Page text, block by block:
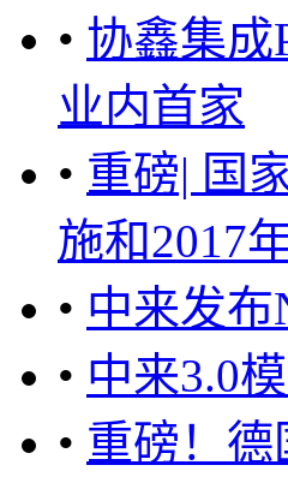
• 协鑫集成
业内首家
• 重磅| 国
施和2017
• 中来发
• 中来3.0
• 重磅！